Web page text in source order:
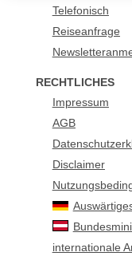
Telefonisch
Reiseanfrage
RECHTLICHES
Impressum
AGB
Disclaimer
internationale